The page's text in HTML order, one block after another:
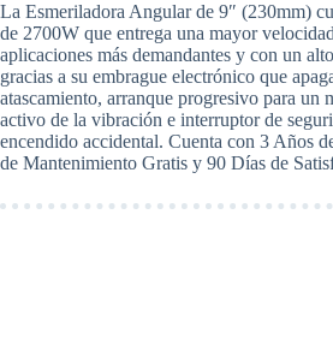
DeWalt
DWE4579
cantidad
La Esmeriladora Angular de 9″ (230mm)
de 2700W que entrega una mayor
aplicaciones más demandantes y con un
gracias a su embrague electrónico que
atascamiento, arranque progresivo para un
activo de la vibración e interruptor de
encendido accidental. Cuenta con 3 Años
de Mantenimiento Gratis y 90 Días de